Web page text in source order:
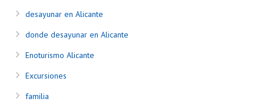
desayunar en Alicante
donde desayunar en Alicante
Enoturismo Alicante
Excursiones
familia